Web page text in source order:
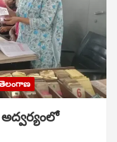
అద్వర్యంలో